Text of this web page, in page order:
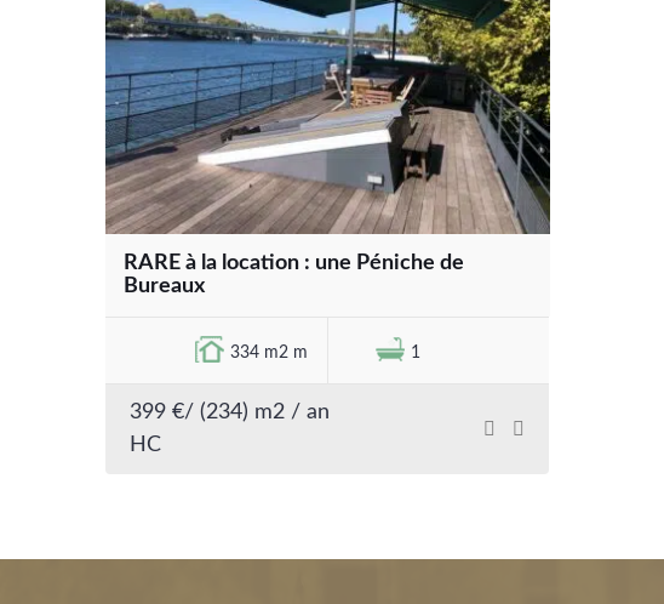
RARE à la location : une Péniche de
Bureaux
334 m2 m 1
399 €/ (234) m2 / an
HC